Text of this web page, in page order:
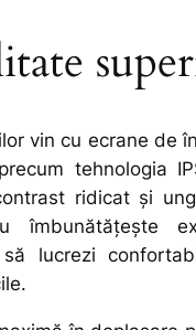
vin cu ecrane de
tehnologia
ridicat și
îmbunătățește
lucrezi